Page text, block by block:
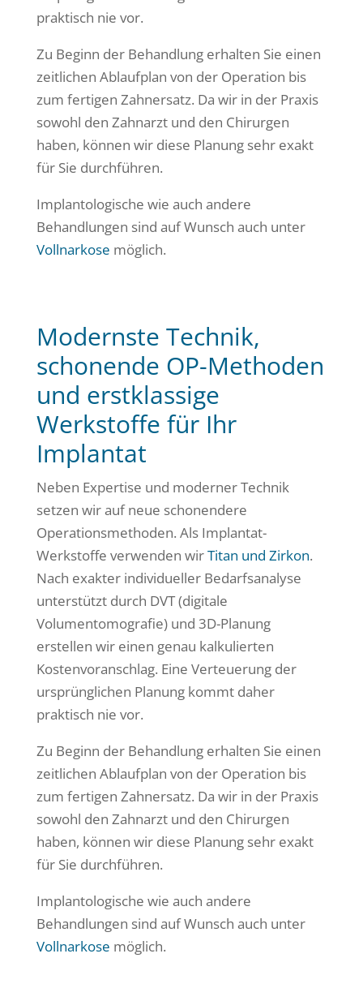
praktisch nie vor.
Zu Beginn der Behandlung erhalten Sie einen
zeitlichen Ablaufplan von der Operation bis
zum fertigen Zahnersatz. Da wir in der Praxis
sowohl den Zahnarzt und den Chirurgen
haben, können wir diese Planung sehr exakt
für Sie durchführen.
Implantologische wie auch andere
Behandlungen sind auf Wunsch auch unter
Vollnarkose möglich.
Modernste Technik,
schonende OP-Methoden
und erstklassige
Werkstoffe für Ihr
Implantat
Neben Expertise und moderner Technik
setzen wir auf neue schonendere
Operationsmethoden. Als Implantat-
Werkstoffe verwenden wirTitan und Zirkon.
Nach exakter individueller Bedarfsanalyse
unterstützt durch DVT (digitale
Volumentomografie) und 3D-Planung
erstellen wir einen genau kalkulierten
Kostenvoranschlag. Eine Verteuerung der
ursprünglichen Planung kommt daher
praktisch nie vor.
Zu Beginn der Behandlung erhalten Sie einen
zeitlichen Ablaufplan von der Operation bis
zum fertigen Zahnersatz. Da wir in der Praxis
sowohl den Zahnarzt und den Chirurgen
haben, können wir diese Planung sehr exakt
für Sie durchführen.
Implantologische wie auch andere
Behandlungen sind auf Wunsch auch unter
Vollnarkose möglich.